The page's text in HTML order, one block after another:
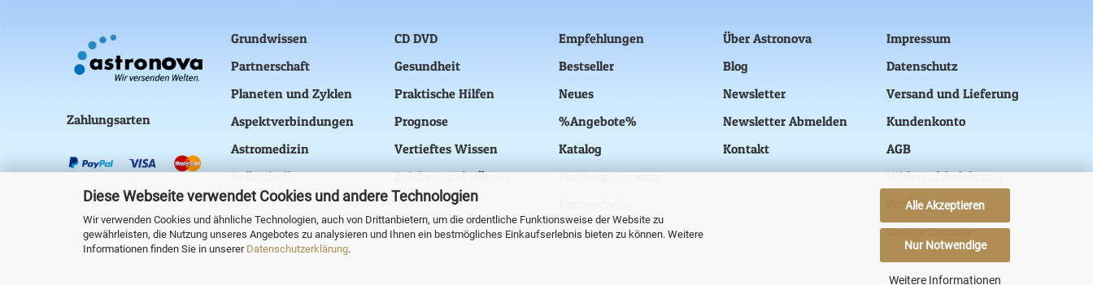
Diese Webseite verwendet Cookies und andere Technologien
Wir verwenden Cookies und ähnliche Technologien, auch von Drittanbietern, um die ordentliche Funktionsweise der Website zu
gewährleisten, die Nutzung unseres Angebotes zu analysieren und Ihnen ein bestmögliches Einkaufserlebnis bieten zu können. Weitere
Informationen finden Sie in unserer Datenschutzerklärung.
Alle Akzeptieren
Nur Notwendige
Weitere Informationen
Zahlungsarten
Grundwissen
Partnerschaft
Planeten und Zyklen
Aspektverbindungen
Astromedizin
Belletristik
CD DVD
Gesundheit
Praktische Hilfen
Prognose
Vertieftes Wissen
Zeichen und Häuser
Empfehlungen
Bestseller
Neues
%Angebote%
Katalog
Partnerprogramm
Partnerregistrierung
Über Astronova
Blog
Newsletter
Newsletter Abmelden
Kontakt
Impressum
Datenschutz
Versand und Lieferung
Kundenkonto
AGB
Widerrufsbelehrung
Zahlung
Cookie Console